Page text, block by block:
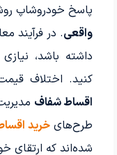
پاسخ خودروشاپ
واقعی. در فرآیند
داشته باشد،
کنید. اختلاف
اقساط شفاف
طرح‌هایخرید
شده‌اند که ارتقای